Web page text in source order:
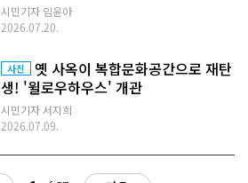
시민기자 임윤아
2026.07.20.
사진
생! '윌로우하우스' 개관
시민기자 서지희
2026.07.09.